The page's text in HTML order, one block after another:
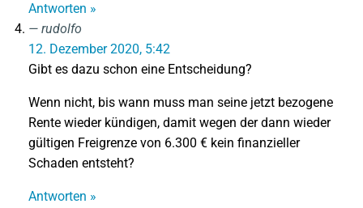
Antworten »
rudolfo
12. Dezember 2020, 5:42
Gibt es dazu schon eine Entscheidung?
Wenn nicht, bis wann muss man seine jetzt bezogene
Rente wieder kündigen, damit wegen der dann wieder
gültigen Freigrenze von 6.300 € kein finanzieller
Schaden entsteht?
Antworten »